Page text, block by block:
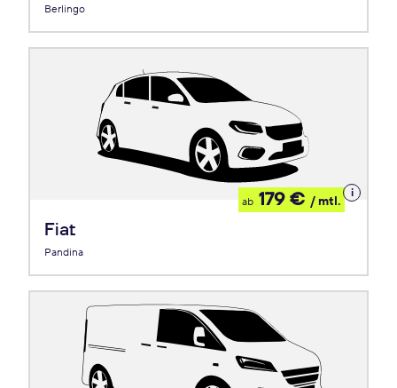
Berlingo
Fiat
Pandina
ab 179 € / mtl.
Details
zum